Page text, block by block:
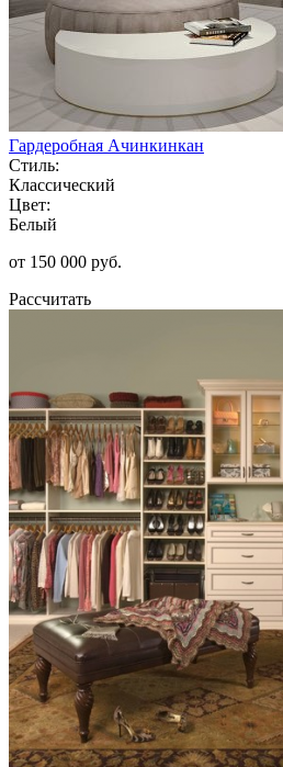
Гардеробная Ачинкинкан
Стиль:
Классический
Цвет:
Белый
от 150 000 руб.
Рассчитать